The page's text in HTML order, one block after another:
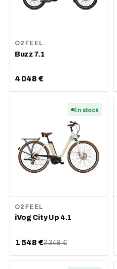
O2FEEL
Buzz 7.1
4 048 €
En stock
O2FEEL
iVog City Up 4.1
1 548 €2 348 €